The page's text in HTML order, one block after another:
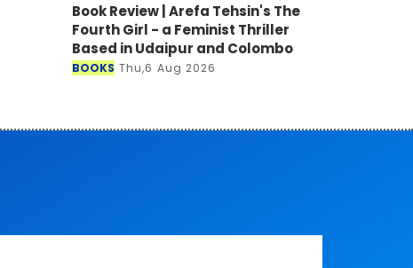
Book Review | Arefa Tehsin's The
Fourth Girl - a Feminist Thriller
Based in Udaipur and Colombo
BOOKS Thu,6 Aug 2026